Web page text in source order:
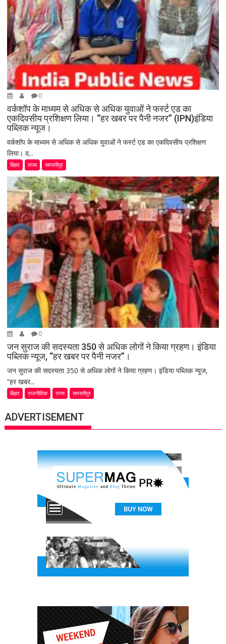
0
वर्कशॉप के माध्यम से अधिक से अधिक युवाओं ने फर्स्ट एड का
एकदिवसीय प्रशिक्षण लिया। “हर खबर पर पैनी नजर” (IPN)इंडिया
पब्लिक न्यूज।
वर्कशॉप के माध्यम से अधिक से अधिक युवाओं ने फर्स्ट एड का एकदिवसीय प्रशिक्षण
लिया। द...
बिहार राज्य समस्तीपुर
0
जन सुराज की सदस्यता 350 से अधिक लोगों ने किया ग्रहण। इंडिया
पब्लिक न्यूज, “हर खबर पर पैनी नजर”।
जन सुराज की सदस्यता 350 से अधिक लोगों ने किया ग्रहण। इंडिया पब्लिक न्यूज,
“हर खबर...
बिहार राजनीतिक राज्य समस्तीपुर
ADVERTISEMENT